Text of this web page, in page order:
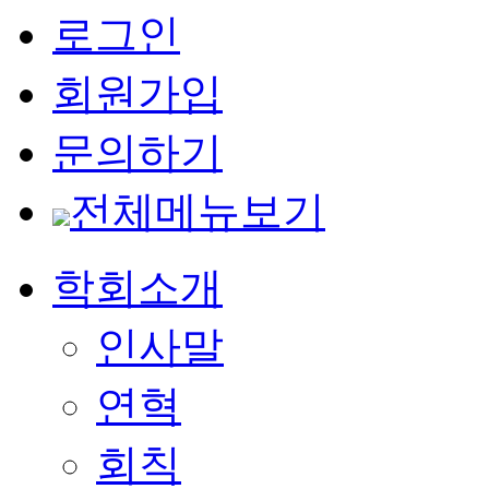
로그인
회원가입
문의하기
전체메뉴보기
학회소개
인사말
연혁
회칙